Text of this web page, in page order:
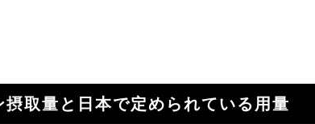
取量と日本で定められている用量